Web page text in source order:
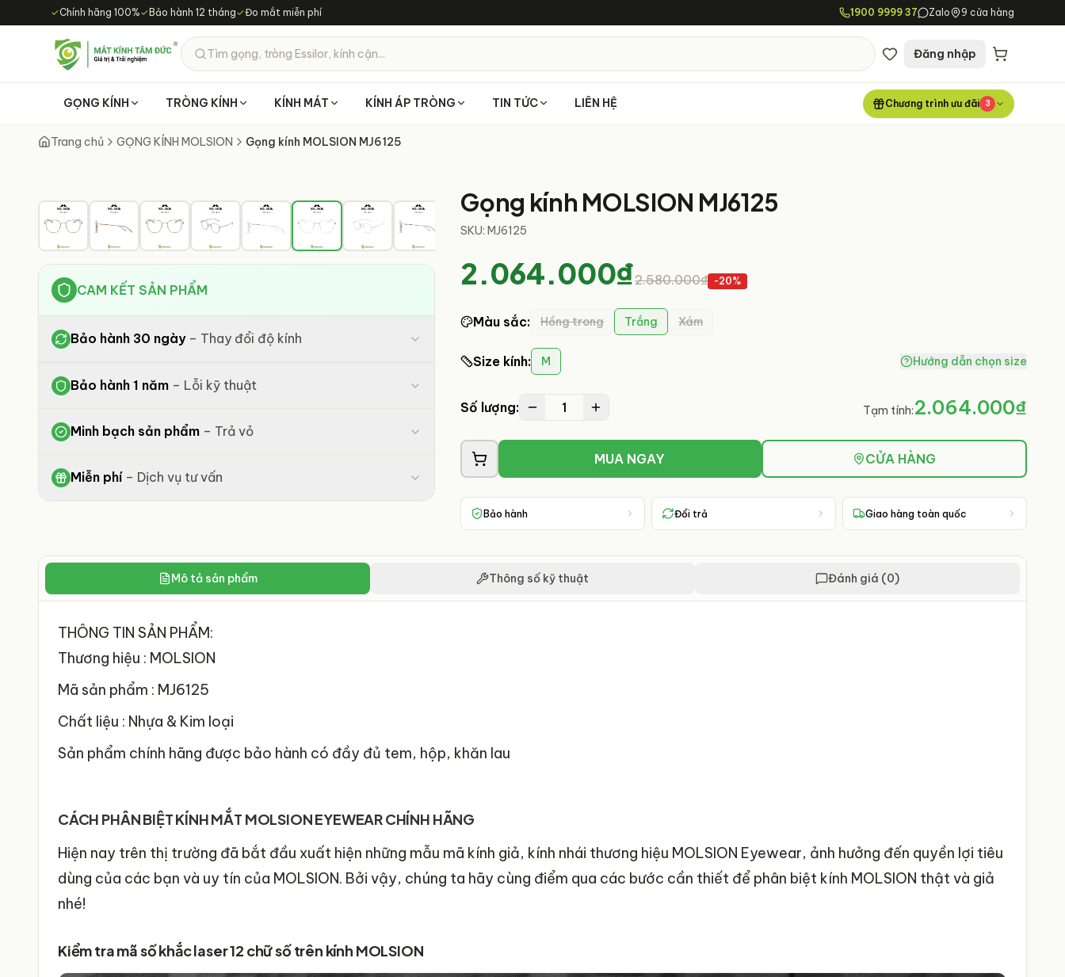
Chuyển đến nội dung chính
✓Chính hãng 100%✓ Bảo hành 12 tháng✓Đo mắt miễn phí 1900 9999 37 Zalo 9 cửa hàng
Tìm gọng, tròng Essilor, kính cận... Đăng nhập
GỌNG KÍNH TRÒNG KÍNH KÍNH MÁT KÍNH ÁP TRÒNG TIN TỨC LIÊN HỆ Chương trình ưu đãi 3
Trang chủ GỌNG KÍNH MOLSION Gọng kính MOLSION MJ6125
CAM KẾT SẢN PHẨM
Bảo hành 30 ngày– Thay đổi độ kính
Bảo hành 1 năm – Lỗi kỹ thuật
Minh bạch sản phẩm – Trả vỏ
Miễn phí– Dịch vụ tư vấn
Gọng kính MOLSION MJ6125
SKU:MJ6125
2.064.000₫2.580.000₫ -20%
Màu sắc: Hồng trong Trắng Xám
Size kính: M Hướng dẫn chọn size
Số lượng: 1 Tạm tính:2.064.000₫
MUA NGAY CỬA HÀNG
Bảo hành Đổi trả Giao hàng toàn quốc
Mô tả sản phẩm Thông số kỹ thuật Đánh giá (0)
THÔNG TIN SẢN PHẨM:
Thương hiệu : MOLSION
Mã sản phẩm : MJ6125
Chất liệu : Nhựa & Kim loại
Sản phẩm chính hãng được bảo hành có đầy đủ tem, hộp, khăn lau
CÁCH PHÂN BIỆT KÍNH MẮT MOLSION EYEWEAR CHÍNH HÃNG
Hiện nay trên thị trường đã bắt đầu xuất hiện những mẫu mã kính giả, kính nhái thương hiệu MOLSION Eyewear, ảnh hưởng đến quyền lợi tiêu
dùng của các bạn và uy tín của MOLSION. Bởi vậy, chúng ta hãy cùng điểm qua các bước cần thiết để phân biệt kính MOLSION thật và giả
nhé!
Kiểm tra mã số khắc laser 12 chữ số trên kính MOLSION